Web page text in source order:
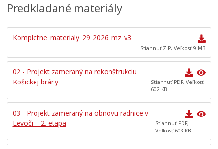
Predkladané materiály
Kompletne_materialy_29_2026_mz_v3
Stiahnuť ZIP, Veľkosť 9 MB
02 - Projekt zameraný na rekonštrukciu
Košickej brány
Stiahnuť PDF, Veľkosť
602 KB
03 - Projekt zameraný na obnovu radnice v
Levoči – 2. etapa
Stiahnuť PDF,
Veľkosť 603 KB